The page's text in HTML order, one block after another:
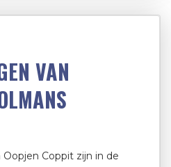
VAN
Coppit zijn in de